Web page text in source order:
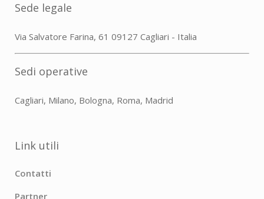
Sede legale
Via Salvatore Farina, 61 09127 Cagliari - Italia
Sedi operative
Cagliari, Milano, Bologna, Roma, Madrid
Link utili
Contatti
Partner